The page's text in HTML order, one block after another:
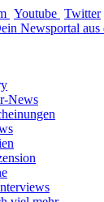
Youtube Twitter
News